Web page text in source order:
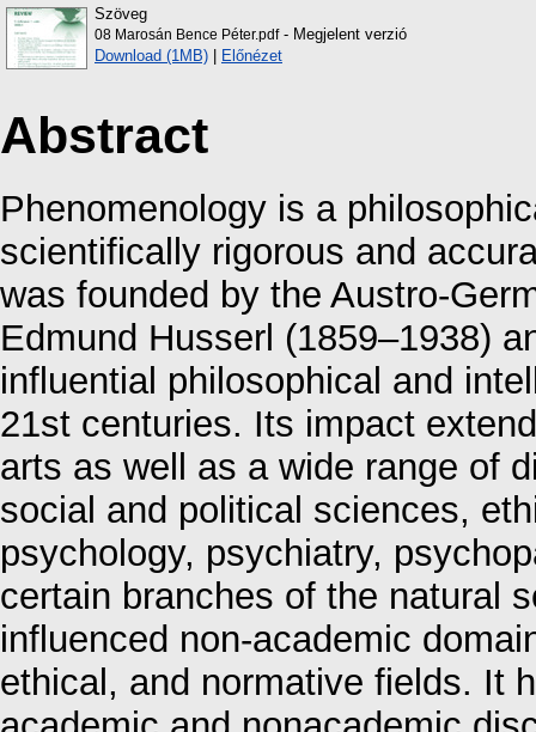
Szöveg
08 Marosán Bence Péter.pdf- Megjelent verzió
Download (1MB) | Előnézet
Abstract
Phenomenology is a
scientifically rigorous and
was founded by the Austro-
Edmund Husserl (1859–1938)
influential philosophical and
21st centuries. Its impact
arts as well as a wide range of
social and political sciences,
psychology, psychiatry,
certain branches of the natural
influenced non-academic
ethical, and normative fields. It